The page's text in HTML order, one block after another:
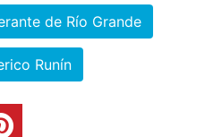
de Río Grande
Runín